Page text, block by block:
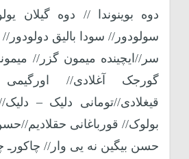
دوه بوینوندا // دوه گیلان
سولودور// سودا بالیق
سر//ایچینده میمون گزر//
گورجک آغلادی// اورگیمی
قیغلادی//تومانی دلیک –
بولوک// قورباغانی حقلادیم//
حسن بیگین نه یی وار// چاکورـ